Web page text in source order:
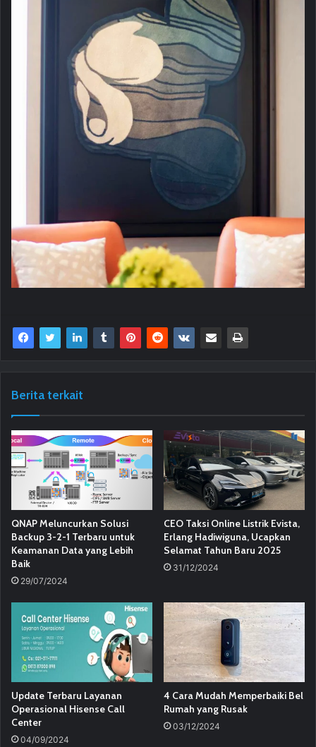
Berita terkait
QNAP Meluncurkan Solusi
Backup 3-2-1 Terbaru untuk
Keamanan Data yang Lebih
Baik
29/07/2024
CEO Taksi Online Listrik Evista,
Erlang Hadiwiguna, Ucapkan
Selamat Tahun Baru 2025
31/12/2024
Update Terbaru Layanan
Operasional Hisense Call
Center
04/09/2024
4 Cara Mudah Memperbaiki Bel
Rumah yang Rusak
03/12/2024